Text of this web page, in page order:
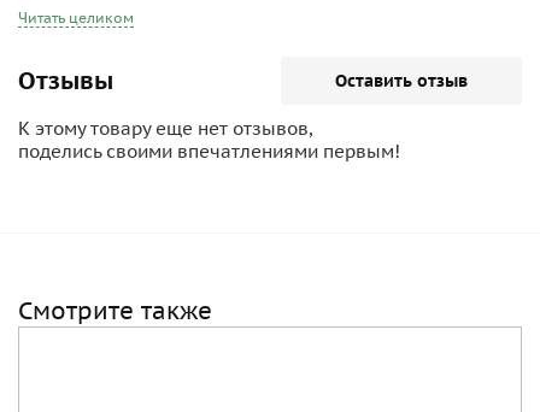
прицельные приспособления (в связи с требованиями
О том, насколько популярными были пистолеты M1910 и
M1922, говорит также и тот факт, что их выпуск был
прекращен только в 1983 году.
Читать целиком
Отзывы Оставить отзыв
К этому товару еще нет отзывов,
поделись своими впечатлениями первым!
Смотрите также